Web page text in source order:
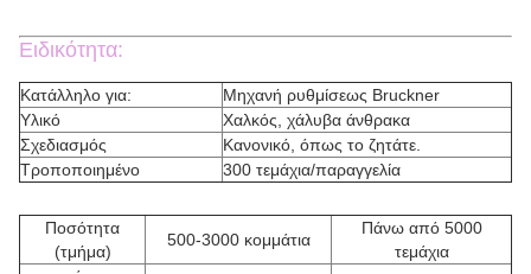
Ειδικότητα:
Κατάλληλο για:
Μηχανή ρυθμίσεως Bruckner
Υλικό
Χαλκός, χάλυβα άνθρακα
Σχεδιασμός
Κανονικό, όπως το ζητάτε.
Τροποποιημένο
300 τεμάχια/παραγγελία
Ποσότητα
(τμήμα)
500-3000 κομμάτια
Πάνω από 5000
τεμάχια